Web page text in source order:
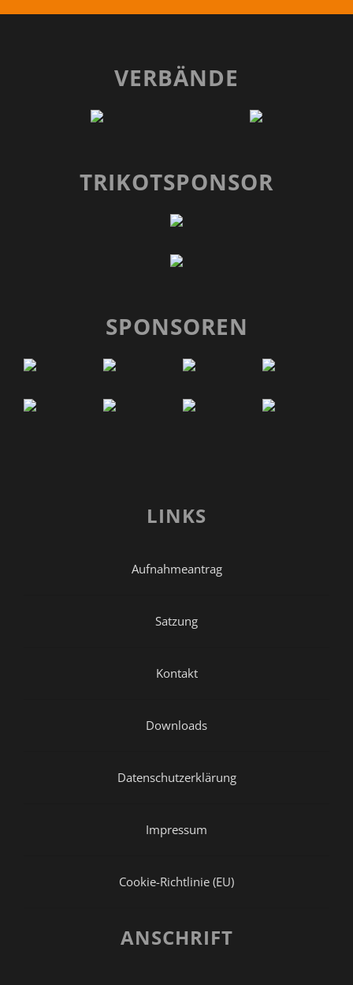
VERBÄNDE
TRIKOTSPONSOR
SPONSOREN
LINKS
Aufnahmeantrag
Satzung
Kontakt
Downloads
Datenschutzerklärung
Impressum
Cookie-Richtlinie (EU)
ANSCHRIFT